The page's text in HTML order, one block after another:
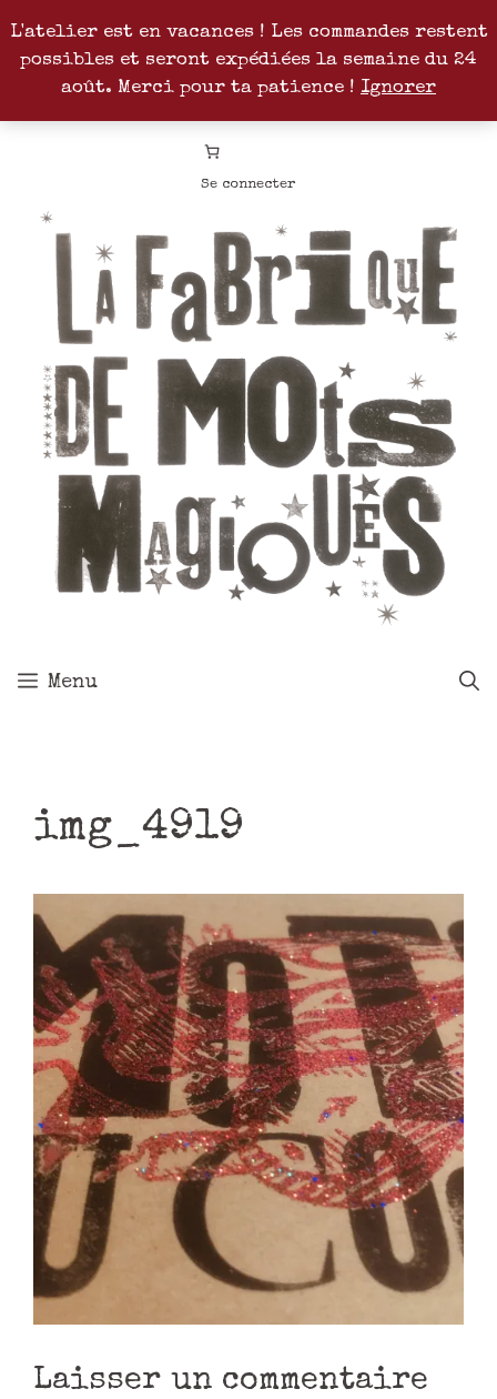
L'atelier est en vacances ! Les commandes restent
possibles et seront expédiées la semaine du 24
août. Merci pour ta patience ! Ignorer
InstagramPinterest Patreon
Se connecter
Menu
img_4919
Laisser un commentaire